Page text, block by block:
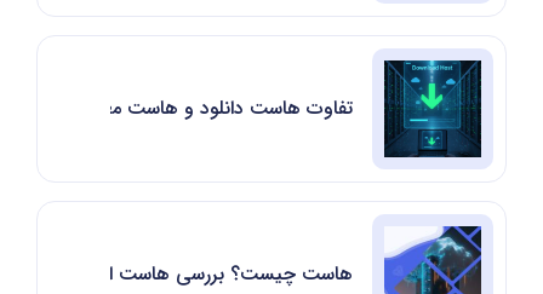
تفاوت هاست دانلود و هاست معمولی
هاست چیست؟ بررسی هاست از نظر قیمت،